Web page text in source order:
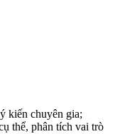
kiến chuyên gia;
thể, phân tích vai trò